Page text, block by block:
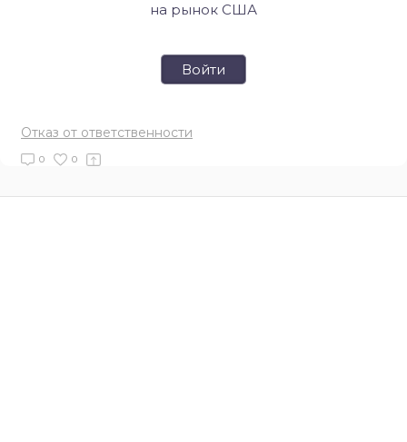
на рынок США
Войти
Отказ от ответственности
0 0